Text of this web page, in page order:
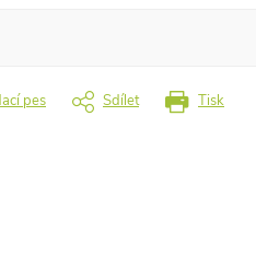
Tisk
pes Sdílet